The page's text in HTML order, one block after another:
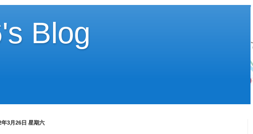
Blog
年3月26日 星期六